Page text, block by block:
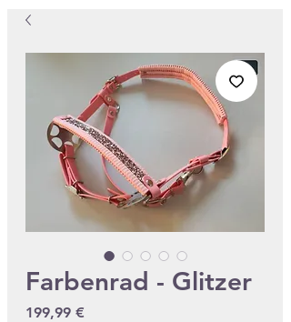
Farbenrad - Glitzer
199,99 €